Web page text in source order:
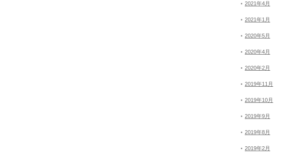
2021年4月
2021年1月
2020年5月
2020年4月
2020年2月
2019年11月
2019年10月
2019年9月
2019年8月
2019年2月